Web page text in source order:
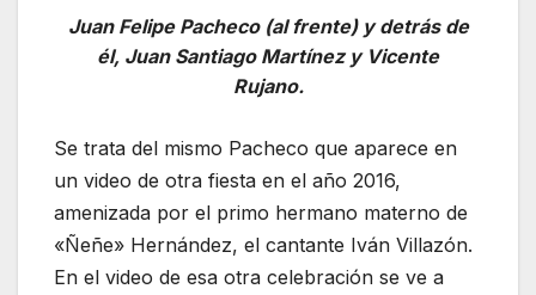
Juan Felipe Pacheco (al frente) y detrás de
él, Juan Santiago Martínez y Vicente
Rujano.
Se trata del mismo Pacheco que aparece en
un video de otra fiesta en el año 2016,
amenizada por el primo hermano materno de
«Ñeñe» Hernández, el cantante Iván Villazón.
En el video de esa otra celebración se ve a